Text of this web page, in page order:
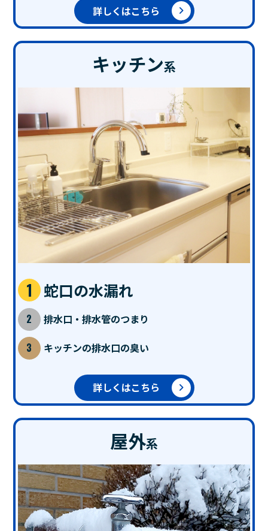
詳しくはこちら
キッチン系
蛇口の水漏れ
排水口・排水管のつまり
キッチンの排水口の臭い
詳しくはこちら
屋外系